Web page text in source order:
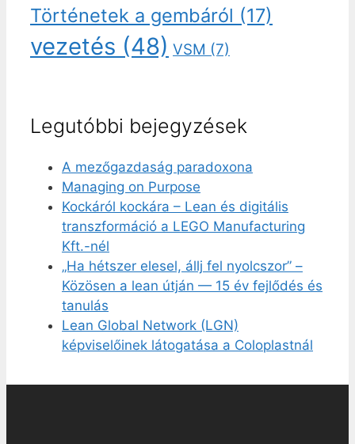
Történetek a gembáról (17)
vezetés (48) VSM (7)
Legutóbbi bejegyzések
A mezőgazdaság paradoxona
Managing on Purpose
Kockáról kockára – Lean és digitális
transzformáció a LEGO Manufacturing
Kft.-nél
„Ha hétszer elesel, állj fel nyolcszor” –
Közösen a lean útján — 15 év fejlődés és
tanulás
Lean Global Network (LGN)
képviselőinek látogatása a Coloplastnál